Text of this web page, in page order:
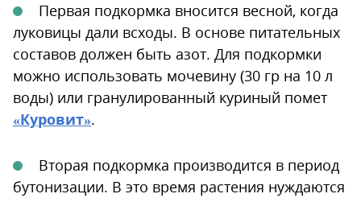
Первая подкормка вносится весной, когда
луковицы дали всходы. В основе питательных
составов должен быть азот. Для подкормки
можно использовать мочевину (30 гр на 10 л
воды) или гранулированный куриный помет
«Куровит».
Вторая подкормка производится в период
бутонизации. В это время растения нуждаются